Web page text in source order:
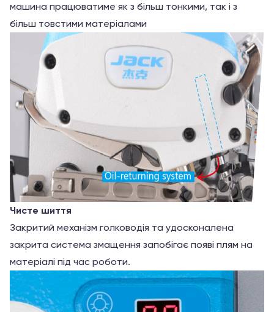
машина працюватиме як з більш тонкими, так і з
більш товстими матеріалами
Чисте шиття
Закритий механізм голководія та удосконалена
закрита система змащення запобігає появі плям на
матеріалі під час роботи.